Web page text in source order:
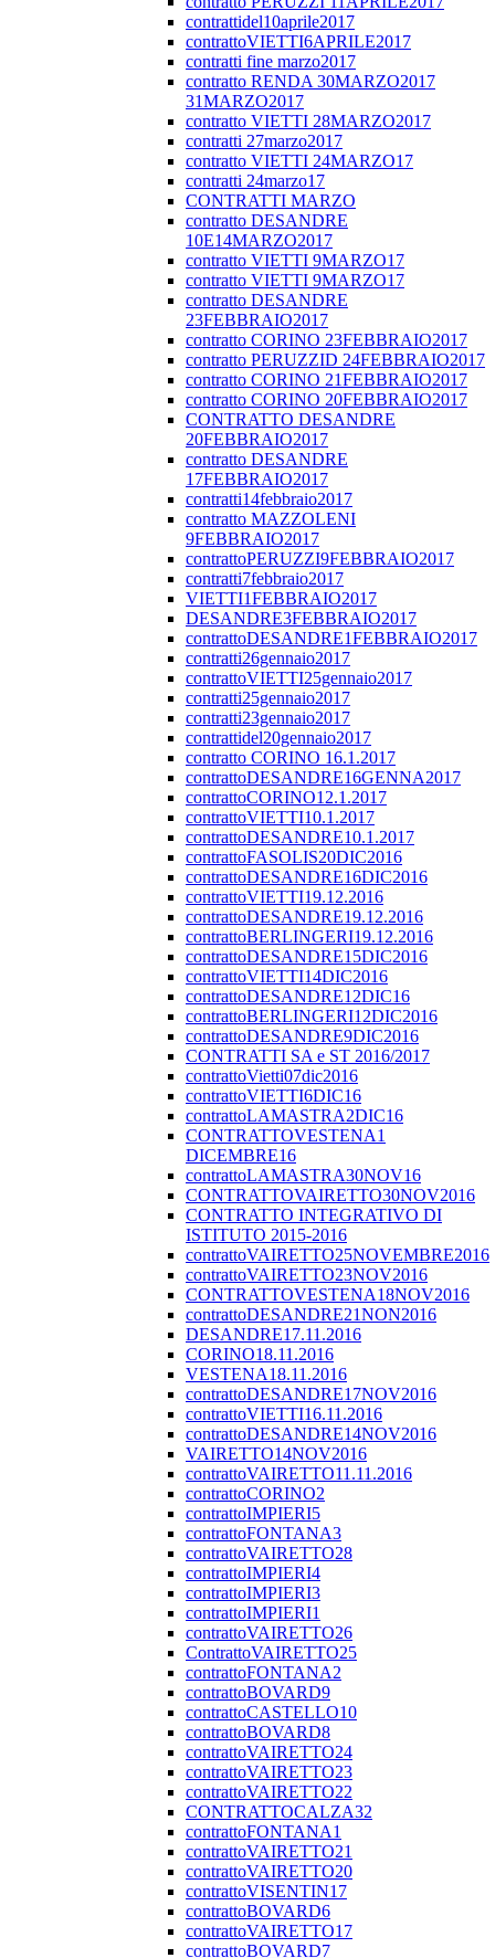
contrattidel10aprile2017
contrattoVIETTI6APRILE2017
contratti fine marzo2017
contratto RENDA 30MARZO2017
31MARZO2017
contratto VIETTI 28MARZO2017
contratti 27marzo2017
contratto VIETTI 24MARZO17
contratti 24marzo17
CONTRATTI MARZO
contratto DESANDRE
10E14MARZO2017
contratto VIETTI 9MARZO17
contratto VIETTI 9MARZO17
contratto DESANDRE
23FEBBRAIO2017
contratto CORINO 23FEBBRAIO2017
contratto PERUZZID 24FEBBRAIO2017
contratto CORINO 21FEBBRAIO2017
contratto CORINO 20FEBBRAIO2017
CONTRATTO DESANDRE
20FEBBRAIO2017
contratto DESANDRE
17FEBBRAIO2017
contratti14febbraio2017
contratto MAZZOLENI
9FEBBRAIO2017
contrattoPERUZZI9FEBBRAIO2017
contratti7febbraio2017
VIETTI1FEBBRAIO2017
DESANDRE3FEBBRAIO2017
contrattoDESANDRE1FEBBRAIO2017
contratti26gennaio2017
contrattoVIETTI25gennaio2017
contratti25gennaio2017
contratti23gennaio2017
contrattidel20gennaio2017
contratto CORINO 16.1.2017
contrattoDESANDRE16GENNA2017
contrattoCORINO12.1.2017
contrattoVIETTI10.1.2017
contrattoDESANDRE10.1.2017
contrattoFASOLIS20DIC2016
contrattoDESANDRE16DIC2016
contrattoVIETTI19.12.2016
contrattoDESANDRE19.12.2016
contrattoBERLINGERI19.12.2016
contrattoDESANDRE15DIC2016
contrattoVIETTI14DIC2016
contrattoDESANDRE12DIC16
contrattoBERLINGERI12DIC2016
contrattoDESANDRE9DIC2016
CONTRATTI SA e ST 2016/2017
contrattoVietti07dic2016
contrattoVIETTI6DIC16
contrattoLAMASTRA2DIC16
CONTRATTOVESTENA1
DICEMBRE16
contrattoLAMASTRA30NOV16
CONTRATTOVAIRETTO30NOV2016
CONTRATTO INTEGRATIVO DI
ISTITUTO 2015-2016
contrattoVAIRETTO25NOVEMBRE2016
contrattoVAIRETTO23NOV2016
CONTRATTOVESTENA18NOV2016
contrattoDESANDRE21NON2016
DESANDRE17.11.2016
CORINO18.11.2016
VESTENA18.11.2016
contrattoDESANDRE17NOV2016
contrattoVIETTI16.11.2016
contrattoDESANDRE14NOV2016
VAIRETTO14NOV2016
contrattoVAIRETTO11.11.2016
contrattoCORINO2
contrattoIMPIERI5
contrattoFONTANA3
contrattoVAIRETTO28
contrattoIMPIERI4
contrattoIMPIERI3
contrattoIMPIERI1
contrattoVAIRETTO26
ContrattoVAIRETTO25
contrattoFONTANA2
contrattoBOVARD9
contrattoCASTELLO10
contrattoBOVARD8
contrattoVAIRETTO24
contrattoVAIRETTO23
contrattoVAIRETTO22
CONTRATTOCALZA32
contrattoFONTANA1
contrattoVAIRETTO21
contrattoVAIRETTO20
contrattoVISENTIN17
contrattoBOVARD6
contrattoVAIRETTO17
contrattoBOVARD7